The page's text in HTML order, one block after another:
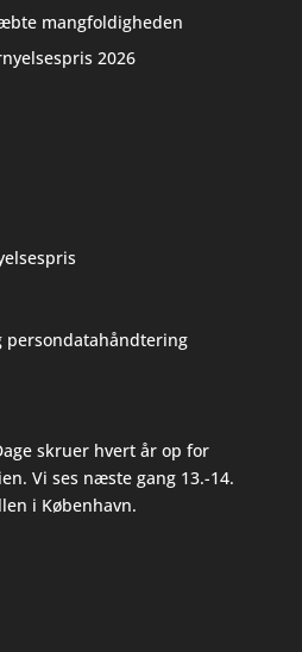
mangfoldigheden
2026
persondatahåndtering
skruer hvert år op for
Vi ses næste gang 13.-14.
i København.